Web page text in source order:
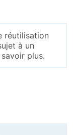
réutilisation
à un
plus.